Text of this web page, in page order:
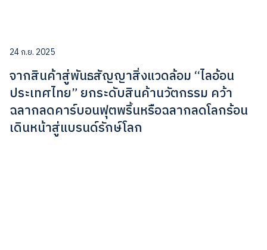
24 ก.ย. 2025
จากสินค้าสู่พันธสัญญาสิ่งแวดล้อม “ไลอ้อน
ประเทศไทย” ยกระดับสินค้านวัตกรรม คว้า
ฉลากลดคาร์บอนฟุตพริ้นหรือฉลากลดโลกร้อน
เดินหน้าสู่แบรนด์รักษ์โลก